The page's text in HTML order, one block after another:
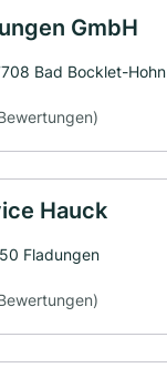
GmbH
Bad Bocklet-Hohn
Hauck
Fladungen